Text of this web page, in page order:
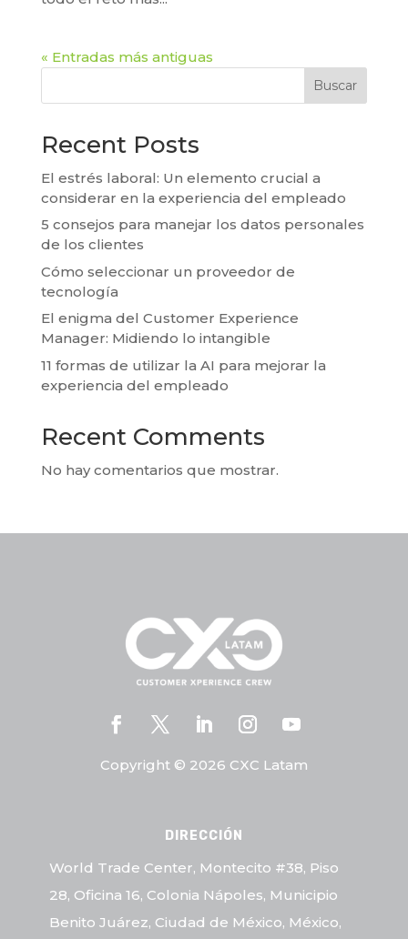
« Entradas más antiguas
Buscar
Recent Posts
El estrés laboral: Un elemento crucial a
considerar en la experiencia del empleado
5 consejos para manejar los datos personales
de los clientes
Cómo seleccionar un proveedor de
tecnología
El enigma del Customer Experience
Manager: Midiendo lo intangible
11 formas de utilizar la AI para mejorar la
experiencia del empleado
Recent Comments
No hay comentarios que mostrar.
Copyright © 2026 CXC Latam
DIRECCIÓN
World Trade Center, Montecito #38, Piso
28, Oficina 16, Colonia Nápoles, Municipio
Benito Juárez, Ciudad de México, México,